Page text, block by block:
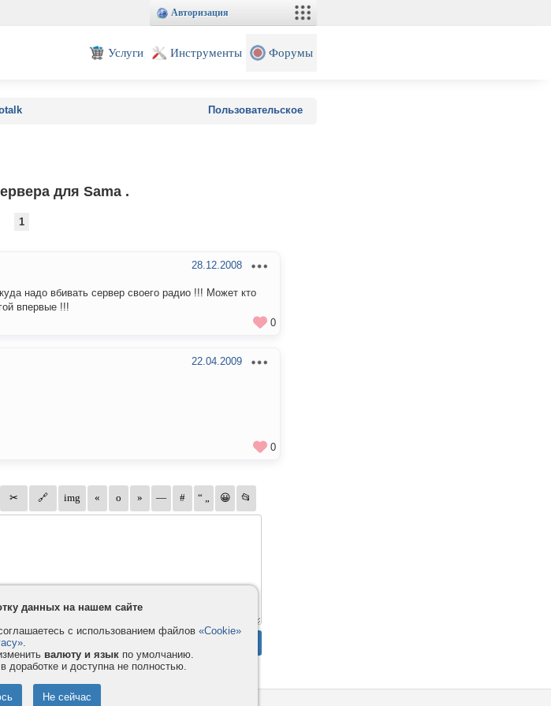
Авторизация
Услуги Инструменты Форумы
Пользовательское
для Samа .
1
28.12.2008
надо вбивать сервер своего радио !!! Может кто
впервые !!!
0
22.04.2009
0
данных на нашем сайте
с использованием файлов «Cookie»
.
валюту и язык по умолчанию.
доработке и доступна не полностью.